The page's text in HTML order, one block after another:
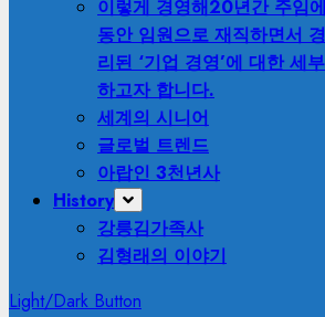
이렇게 경영해20년간 주임
동안 임원으로 재직하면서
리된 ‘기업 경영’에 대한 세
하고자 합니다.
세계의 시니어
글로벌 트렌드
아랍인 3천년사
History
강릉김가족사
김형래의 이야기
Light/Dark Button